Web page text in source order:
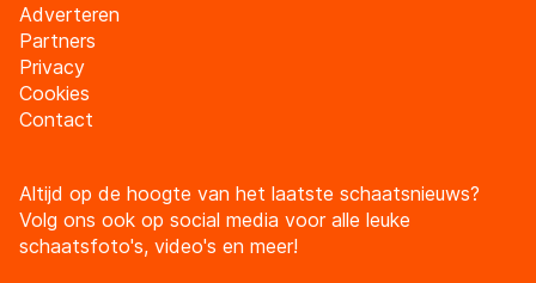
Adverteren
Partners
Privacy
Cookies
Contact
Altijd op de hoogte van het laatste schaatsnieuws?
Volg ons ook op social media voor alle leuke
schaatsfoto's, video's en meer!